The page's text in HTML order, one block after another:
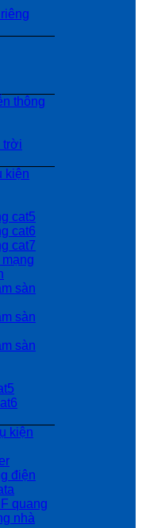
thông
trời
kiện
cat5
cat6
cat7
sàn
sàn
sàn
kiện
điện
quang
nhà